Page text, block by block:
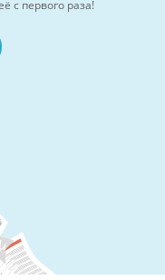
с первого раза!